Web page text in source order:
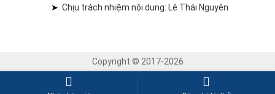
➤ Chịu trách nhiệm nội dung: Lê Thái Nguyên
Copyright © 2017-2026